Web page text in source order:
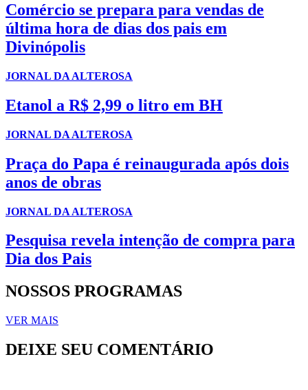
Comércio se prepara para vendas de
última hora de dias dos pais em
Divinópolis
JORNAL DA ALTEROSA
Etanol a R$ 2,99 o litro em BH
JORNAL DA ALTEROSA
Praça do Papa é reinaugurada após dois
anos de obras
JORNAL DA ALTEROSA
Pesquisa revela intenção de compra para
Dia dos Pais
NOSSOS PROGRAMAS
VER MAIS
DEIXE SEU COMENTÁRIO